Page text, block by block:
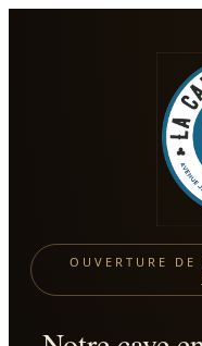
OUVERTURE